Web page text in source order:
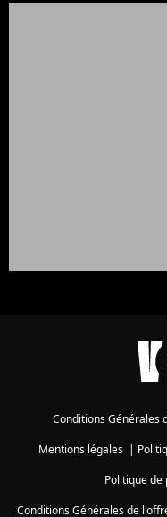
Conditions Générales
Mentions légales|
Politique de
Conditions Générales de